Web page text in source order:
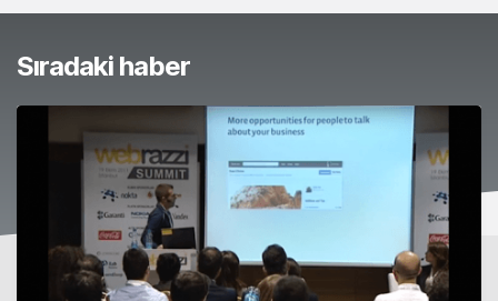
Sıradaki haber